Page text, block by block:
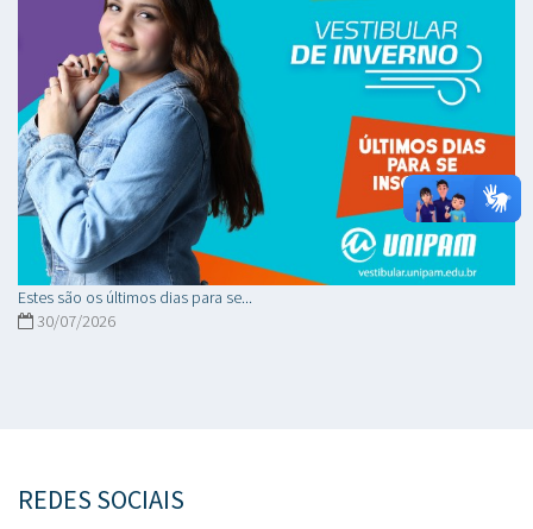
Estes são os últimos dias para se...
30/07/2026
REDES SOCIAIS